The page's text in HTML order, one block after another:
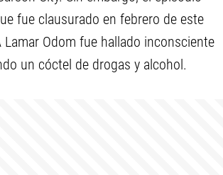
fue clausurado en febrero de este
Odom fue hallado inconsciente
un cóctel de drogas y alcohol.